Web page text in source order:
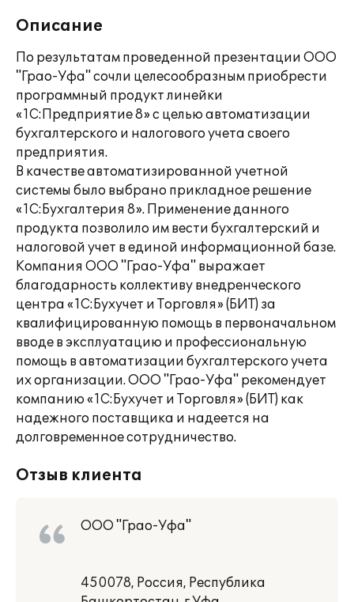
Описание
По результатам проведенной презентации ООО
"Грао-Уфа" сочли целесообразным приобрести
программный продукт линейки
«1С:Предприятие 8» с целью автоматизации
бухгалтерского и налогового учета своего
предприятия.
В качестве автоматизированной учетной
системы было выбрано прикладное решение
«1С:Бухгалтерия 8». Применение данного
продукта позволило им вести бухгалтерский и
налоговой учет в единой информационной базе.
Компания ООО "Грао-Уфа" выражает
благодарность коллективу внедренческого
центра «1С:Бухучет и Торговля» (БИТ) за
квалифицированную помощь в первоначальном
вводе в эксплуатацию и профессиональную
помощь в автоматизации бухгалтерского учета
их организации. ООО "Грао-Уфа" рекомендует
компанию «1С:Бухучет и Торговля» (БИТ) как
надежного поставщика и надеется на
долговременное сотрудничество.
Отзыв клиента
ООО "Грао-Уфа"
450078, Россия, Республика